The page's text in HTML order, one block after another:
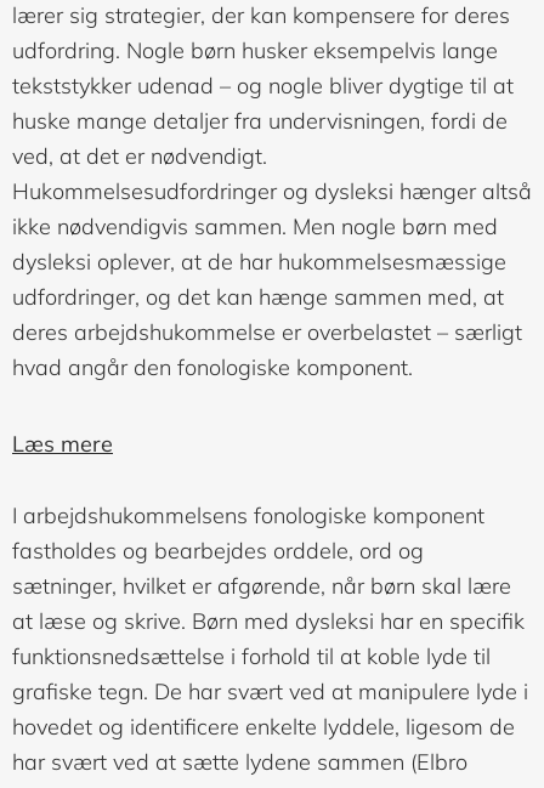
lærer sig strategier, der kan kompensere for deres
udfordring. Nogle børn husker eksempelvis lange
tekststykker udenad – og nogle bliver dygtige til at
huske mange detaljer fra undervisningen, fordi de
ved, at det er nødvendigt.
Hukommelsesudfordringer og dysleksi hænger altså
ikke nødvendigvis sammen. Men nogle børn med
dysleksi oplever, at de har hukommelsesmæssige
udfordringer, og det kan hænge sammen med, at
deres arbejdshukommelse er overbelastet – særligt
hvad angår den fonologiske komponent.
Læs mere
I arbejdshukommelsens fonologiske komponent
fastholdes og bearbejdes orddele, ord og
sætninger, hvilket er afgørende, når børn skal lære
at læse og skrive. Børn med dysleksi har en specifik
funktionsnedsættelse i forhold til at koble lyde til
grafiske tegn. De har svært ved at manipulere lyde i
hovedet og identificere enkelte lyddele, ligesom de
har svært ved at sætte lydene sammen (Elbro